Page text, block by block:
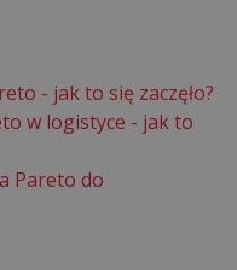
- jak to się zaczęło?
w logistyce - jak to
Pareto do